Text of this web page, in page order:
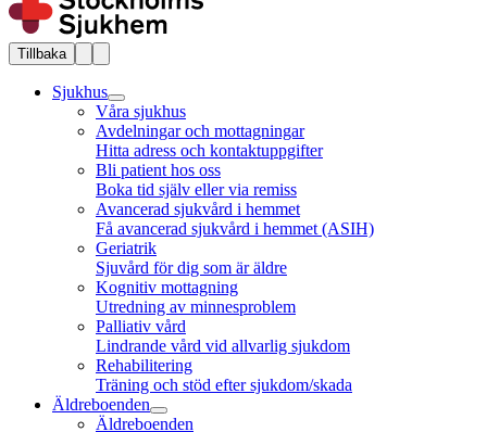
Tillbaka
Sjukhus
Våra sjukhus
Avdelningar och mottagningar
Hitta adress och kontaktuppgifter
Bli patient hos oss
Boka tid själv eller via remiss
Avancerad sjukvård i hemmet
Få avancerad sjukvård i hemmet (ASIH)
Geriatrik
Sjuvård för dig som är äldre
Kognitiv mottagning
Utredning av minnesproblem
Palliativ vård
Lindrande vård vid allvarlig sjukdom
Rehabilitering
Träning och stöd efter sjukdom/skada
Äldreboenden
Äldreboenden